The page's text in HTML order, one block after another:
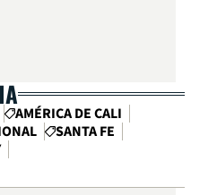
AMÉRICA DE CALI
SANTA FE